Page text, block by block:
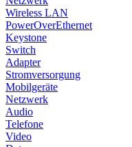
Wireless LAN
PowerOverEthernet
Keystone
Switch
Adapter
Stromversorgung
Mobilgeräte
Netzwerk
Audio
Telefone
Video